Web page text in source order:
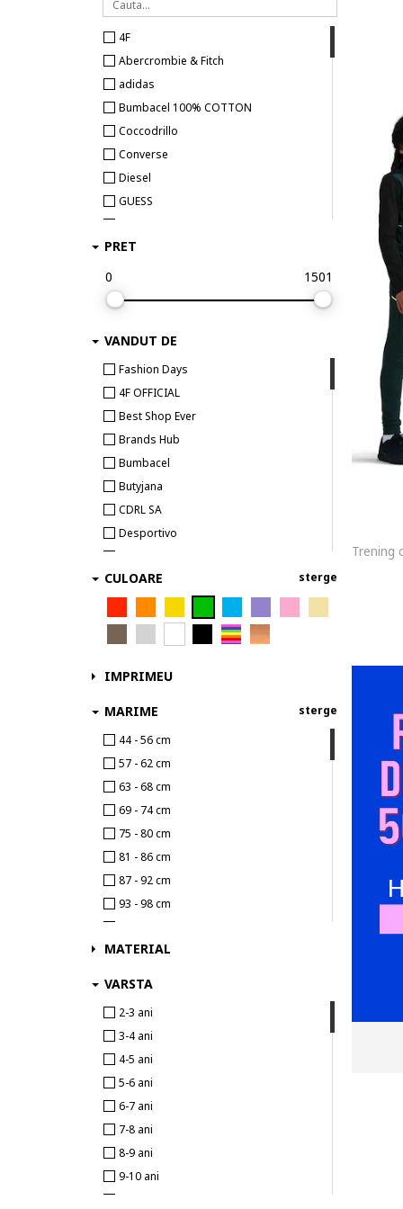
4F
Abercrombie & Fitch
adidas
Bumbacel 100% COTTON
Coccodrillo
Converse
Diesel
GUESS
Jack & Jones
Kids Only
LC WAIKIKI
Lemon
Marks & Spencer
NAME IT
Nike
OVS
Penti
QUIKSILVER
Regatta
Roly Poly
U.S. Polo Assn.
Under Armour
Vans
ZONE3
PRET
0
1501
VANDUT DE
Fashion Days
4F OFFICIAL
Best Shop Ever
Brands Hub
Bumbacel
Butyjana
CDRL SA
Desportivo
MODIVO SA
PB Retail
SPORT GURU
STEPSPORT
TrainerSport
Various Brands FD
Winter Outlet
CULOARE sterge
IMPRIMEU
MARIME
44 - 56 cm
57 - 62 cm
63 - 68 cm
69 - 74 cm
75 - 80 cm
81 - 86 cm
87 - 92 cm
93 - 98 cm
105 - 110 cm
123 - 128 cm
129 - 134 cm
135 - 140 cm
141 - 146 cm
147 - 152 cm
153 - 158 cm
159 - 164 cm
165 - 176 cm
sterge
MATERIAL
VARSTA
2-3 ani
3-4 ani
4-5 ani
5-6 ani
6-7 ani
7-8 ani
8-9 ani
9-10 ani